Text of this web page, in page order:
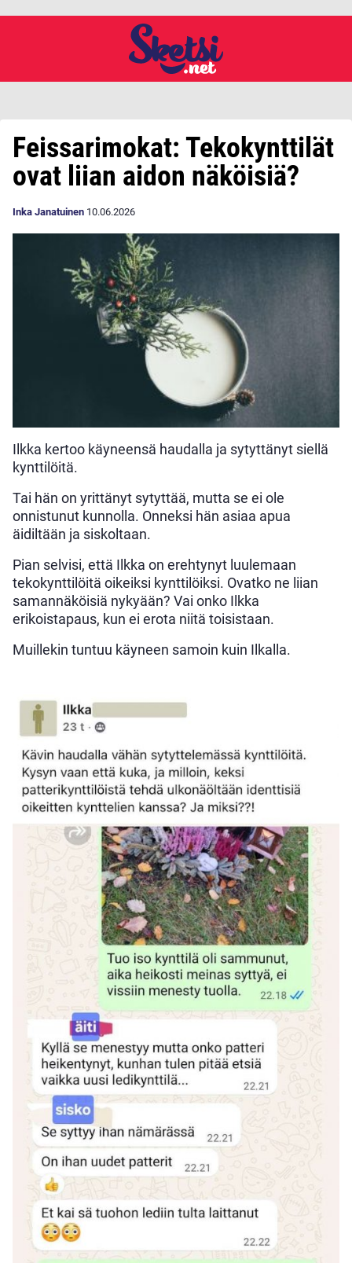
Feissarimokat: Tekokynttilät
ovat liian aidon näköisiä?
Inka Janatuinen 10.06.2026
Ilkka kertoo käyneensä haudalla ja sytyttänyt siellä
kynttilöitä.
Tai hän on yrittänyt sytyttää, mutta se ei ole
onnistunut kunnolla. Onneksi hän asiaa apua
äidiltään ja siskoltaan.
Pian selvisi, että Ilkka on erehtynyt luulemaan
tekokynttilöitä oikeiksi kynttilöiksi. Ovatko ne liian
samannäköisiä nykyään? Vai onko Ilkka
erikoistapaus, kun ei erota niitä toisistaan.
Muillekin tuntuu käyneen samoin kuin Ilkalla.